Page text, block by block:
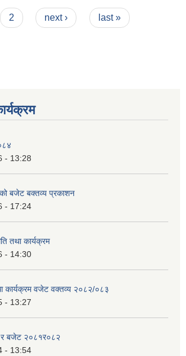
५ दिने आधारभूत तालिम मा सहभागीहरुलाई
पत्र वितरण गरेको झलक ....
2 next › last »
- 13:28
बजेट बक्तव्य प्रकाशन
- 17:24
तथा कार्यक्रम
- 14:30
कार्यक्रम वजेट वक्तव्य २०८२/०८३
- 13:27
र बजेट २०८१र०८२
- 13:54